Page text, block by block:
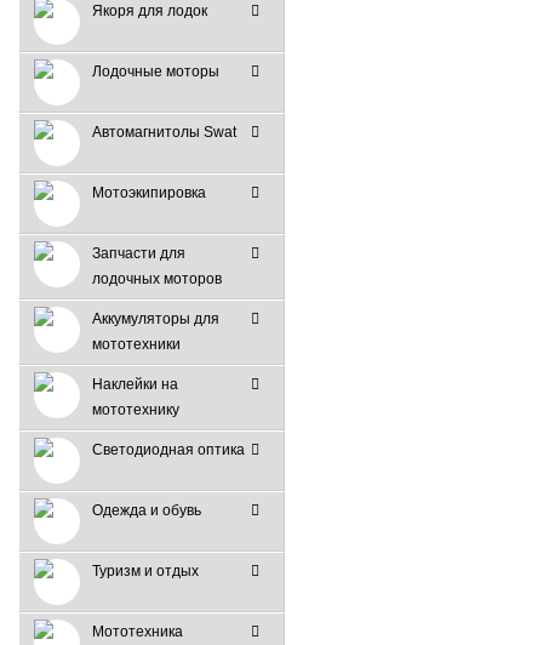
Якоря для лодок
Лодочные моторы
Автомагнитолы Swat
Мотоэкипировка
Запчасти для
лодочных моторов
Аккумуляторы для
мототехники
Наклейки на
мототехнику
Светодиодная оптика
Одежда и обувь
Туризм и отдых
Мототехника